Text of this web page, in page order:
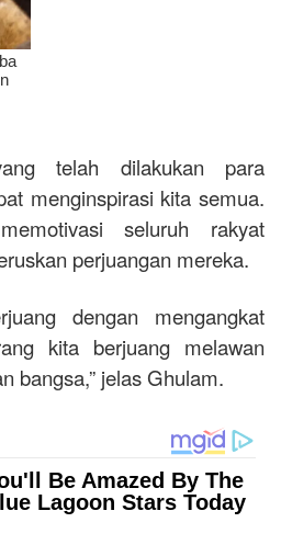
telah dilakukan para
menginspirasi kita semua.
seluruh rakyat
perjuangan mereka.
dengan mengangkat
kita berjuang melawan
bangsa,” jelas Ghulam.